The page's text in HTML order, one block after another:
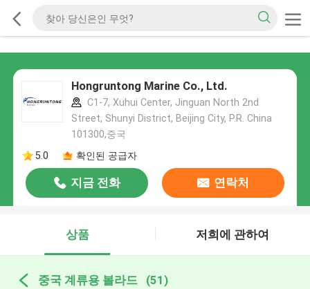
Hongruntong Marine Co., Ltd.
C1-7, Xuhui Center, Jinguan North 2nd
Street, Shunyi District, Beijing City, P.R. China
101300,중국
5.0
확인된 공급자
지금 전화 연락처
상품 저희에 관하여
중국 계류용 볼라드 (51)